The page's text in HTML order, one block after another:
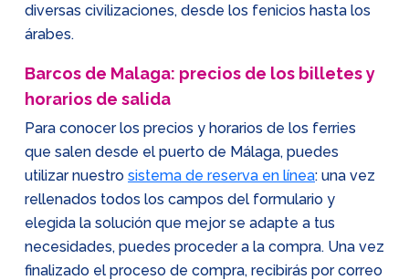
diversas civilizaciones, desde los fenicios hasta los
árabes.
Barcos de Malaga: precios de los billetes y
horarios de salida
Para conocer los precios y horarios de los ferries
que salen desde el puerto de Málaga, puedes
utilizar nuestro sistema de reserva en línea: una vez
rellenados todos los campos del formulario y
elegida la solución que mejor se adapte a tus
necesidades, puedes proceder a la compra. Una vez
finalizado el proceso de compra, recibirás por correo